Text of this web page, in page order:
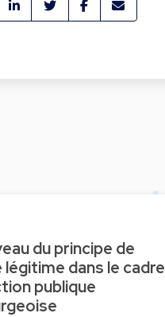
du principe de
dans le cadre
publique